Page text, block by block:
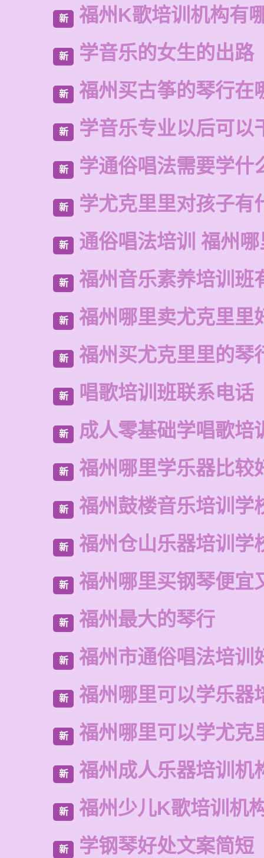
新 福州K歌培训机构有
新 学音乐的女生的出路
新 福州买古筝的琴行在
新 学音乐专业以后可以
新 学通俗唱法需要学什
新 学尤克里里对孩子有
新 通俗唱法培训 福州
新 福州音乐素养培训班
新 福州哪里卖尤克里里
新 福州买尤克里里的琴
新 唱歌培训班联系电话
新 成人零基础学唱歌培
新 福州哪里学乐器比较
新 福州鼓楼音乐培训学
新 福州仓山乐器培训学
新 福州哪里买钢琴便宜
新 福州最大的琴行
新 福州市通俗唱法培训
新 福州哪里可以学乐器
新 福州哪里可以学尤克
新 福州成人乐器培训机
新 福州少儿K歌培训机
新 学钢琴好处文案简短